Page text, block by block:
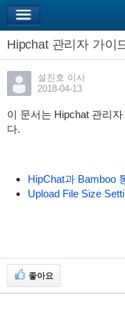
Hipchat 관리자 가이
설진호 이사
2018-04-13
이 문서는 Hipchat 관리
다.
HipChat과 Bamboo
Upload File Size
좋아요